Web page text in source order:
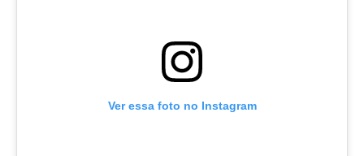
Ver essa foto no Instagram